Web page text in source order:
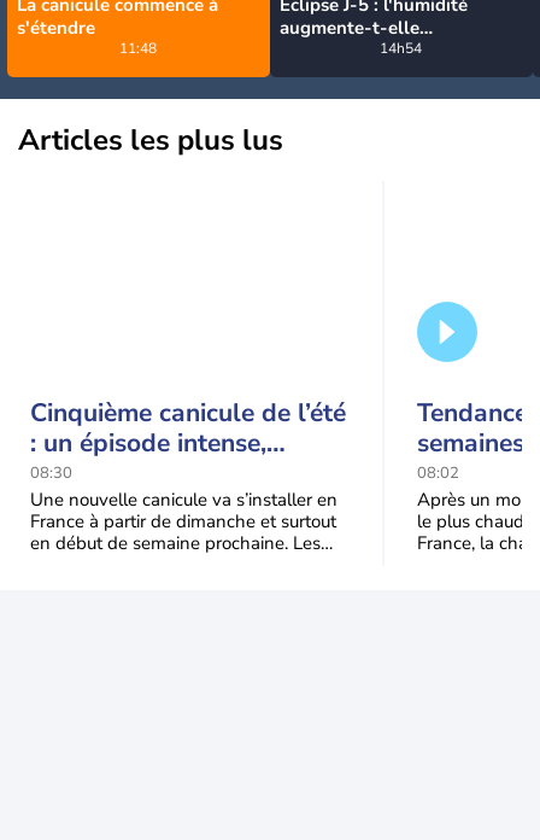
La canicule commence à
s'étendre
11:48
Eclipse J-5 : l'humidité
augmente-t-elle
brutalement avec la chute
de température pendant
l'éclipse du 12 août ?
14h54
Articles les plus lus
Cinquième canicule de l’été
: un épisode intense,
durable et étendu la
semaine prochaine
08:30
Une nouvelle canicule va s’installer en
France à partir de dimanche et surtout
en début de semaine prochaine. Les
Tendance
semaines
septembre
08:02
Après un
le plus chaud
France, la